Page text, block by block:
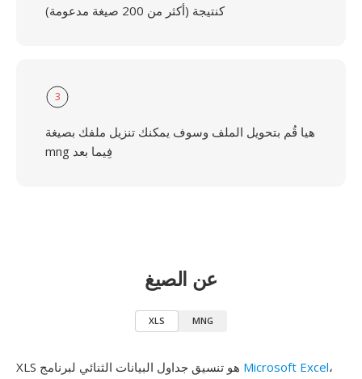
كنتيجة (أكثر من 200 صيغة مدعومة)
3
هيا قُم بتحويل الملف وسوف يمكنك تنزيل ملفك بصيغة
mng فِيما بعد
عن الصيغ
XLS MNG
Microsoft Excel،